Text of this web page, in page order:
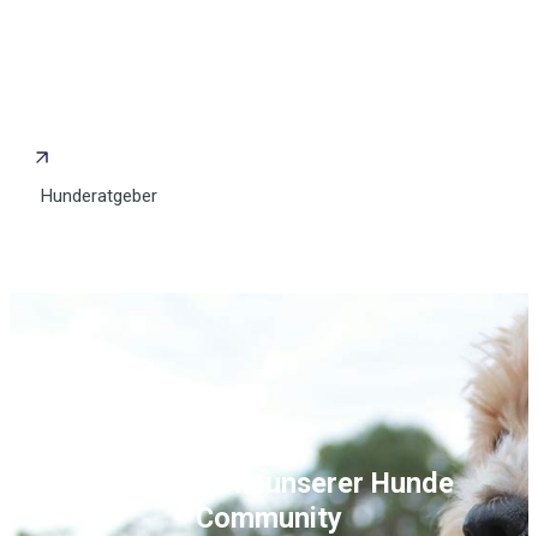
Hunderatgeber
Mitmachen in unserer Hunde
Community